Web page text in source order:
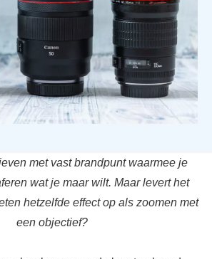
met vast brandpunt waarmee je
wat je maar wilt. Maar levert het
hetzelfde effect op als zoomen met
een objectief?